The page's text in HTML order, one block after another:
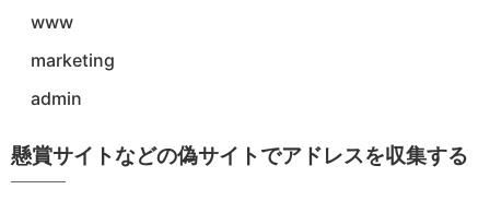
www
marketing
admin
懸賞サイトなどの偽サイトでアドレスを収集する